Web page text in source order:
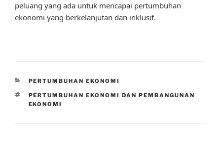
peluang yang ada untuk mencapai pertumbuhan
ekonomi yang berkelanjutan dan inklusif.
CATEGORIES
PERTUMBUHAN EKONOMI
TAGS
PERTUMBUHAN EKONOMI DAN PEMBANGUNAN
EKONOMI